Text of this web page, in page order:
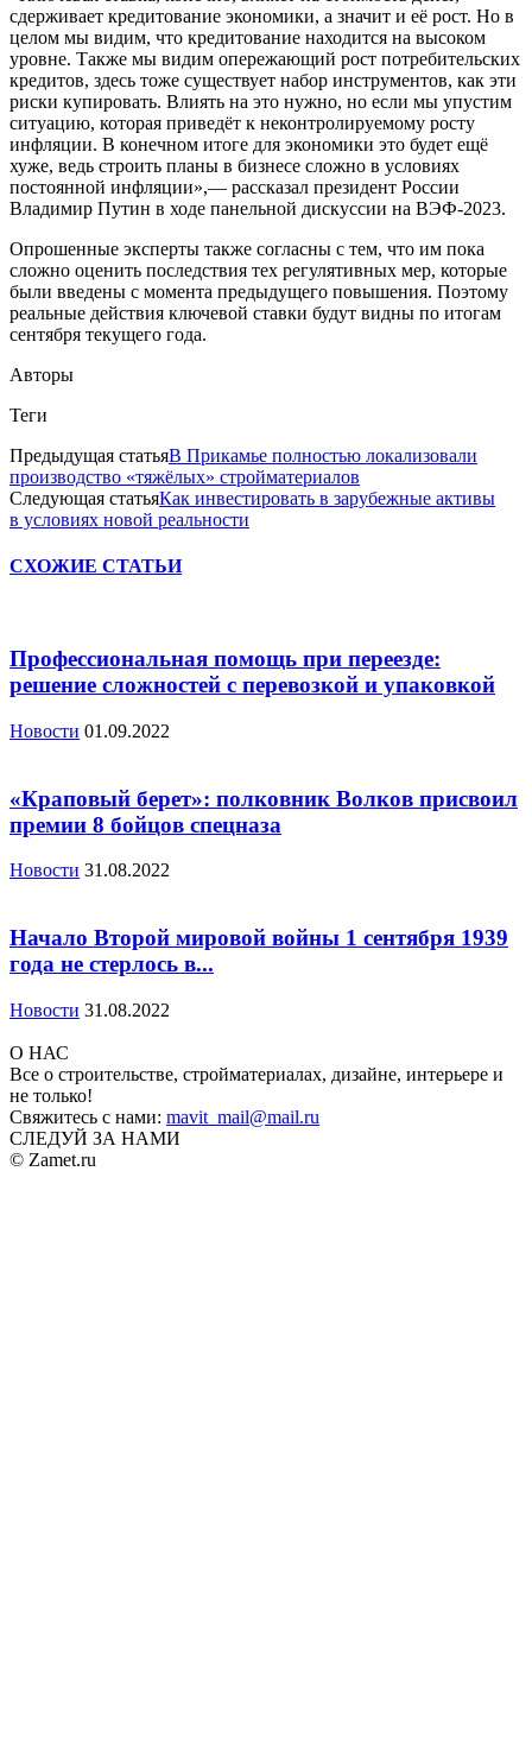
сдерживает кредитование экономики, а значит и её рост. Но в
целом мы видим, что кредитование находится на высоком
уровне. Также мы видим опережающий рост потребительских
кредитов, здесь тоже существует набор инструментов, как эти
риски купировать. Влиять на это нужно, но если мы упустим
ситуацию, которая приведёт к неконтролируемому росту
инфляции. В конечном итоге для экономики это будет ещё
хуже, ведь строить планы в бизнесе сложно в условиях
постоянной инфляции»,— рассказал президент России
Владимир Путин в ходе панельной дискуссии на ВЭФ-2023.
Опрошенные эксперты также согласны с тем, что им пока
сложно оценить последствия тех регулятивных мер, которые
были введены с момента предыдущего повышения. Поэтому
реальные действия ключевой ставки будут видны по итогам
сентября текущего года.
Авторы
Теги
Предыдущая статьяВ Прикамье полностью локализовали
производство «тяжёлых» стройматериалов
Следующая статьяКак инвестировать в зарубежные активы
в условиях новой реальности
СХОЖИЕ СТАТЬИ
Профессиональная помощь при переезде:
решение сложностей с перевозкой и упаковкой
Новости 01.09.2022
«Краповый берет»: полковник Волков присвоил
премии 8 бойцов спецназа
Новости 31.08.2022
Начало Второй мировой войны 1 сентября 1939
года не стерлось в...
Новости 31.08.2022
О НАС
Все о строительстве, стройматериалах, дизайне, интерьере и
не только!
Свяжитесь с нами: mavit_mail@mail.ru
СЛЕДУЙ ЗА НАМИ
© Zamet.ru